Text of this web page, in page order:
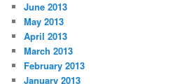
June 2013
May 2013
April 2013
March 2013
February 2013
January 2013